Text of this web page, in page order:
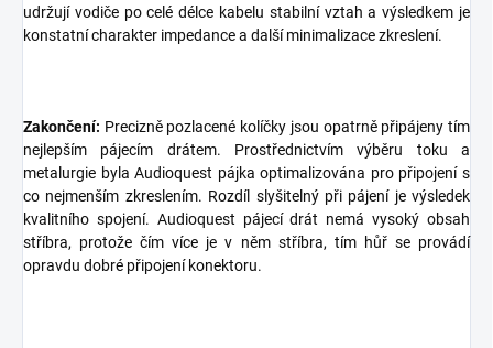
udržují vodiče po celé délce kabelu stabilní vztah a výsledkem je
konstatní charakter impedance a další minimalizace zkreslení.
Zakončení: Precizně pozlacené kolíčky jsou opatrně připájeny tím
nejlepším pájecím drátem. Prostřednictvím výběru toku a
metalurgie byla Audioquest pájka optimalizována pro připojení s
co nejmenším zkreslením. Rozdíl slyšitelný při pájení je výsledek
kvalitního spojení. Audioquest pájecí drát nemá vysoký obsah
stříbra, protože čím více je v něm stříbra, tím hůř se provádí
opravdu dobré připojení konektoru.